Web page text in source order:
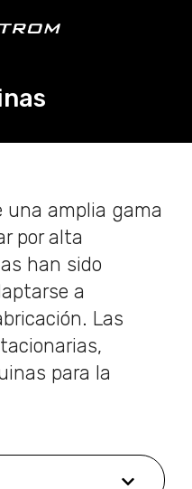
una amplia gama
por alta
han sido
a
Las
para la